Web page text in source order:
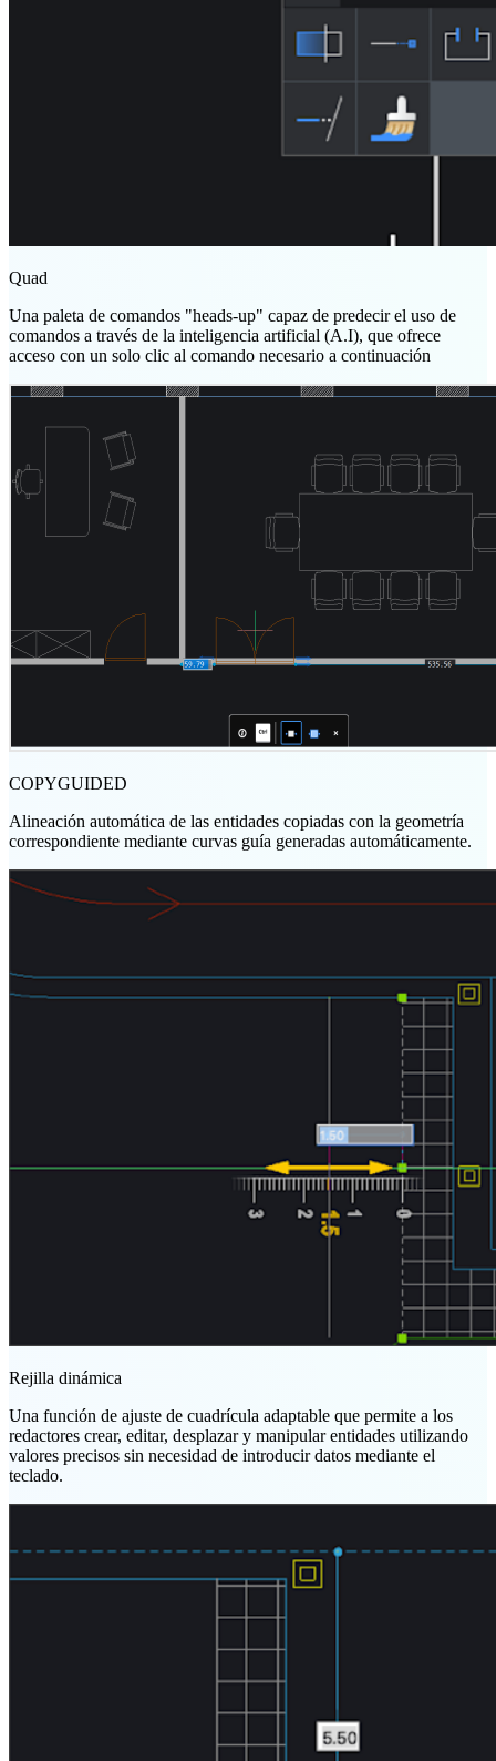
Quad
Una paleta de comandos "heads-up" capaz de predecir el uso de
comandos a través de la inteligencia artificial (A.I), que ofrece
acceso con un solo clic al comando necesario a continuación
COPYGUIDED
Alineación automática de las entidades copiadas con la geometría
correspondiente mediante curvas guía generadas automáticamente.
Rejilla dinámica
Una función de ajuste de cuadrícula adaptable que permite a los
redactores crear, editar, desplazar y manipular entidades utilizando
valores precisos sin necesidad de introducir datos mediante el
teclado.